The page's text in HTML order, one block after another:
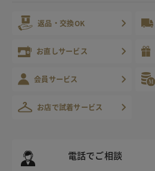
返品・交換OK
お直しサービス
会員サービス
お店で試着サービス
電話でご相談